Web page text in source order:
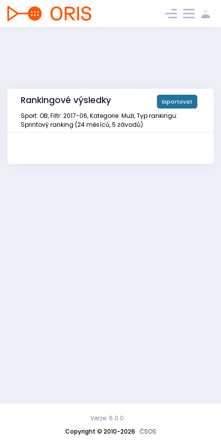
Rankingové výsledky Exportovat
Sport: OB, Filtr: 2017-06, Kategorie: Muži, Typ rankingu:
Sprintový ranking (24 měsíců, 5 závodů)
Copyright © 2010-2026 ČSOS
Verze: 6.0.0